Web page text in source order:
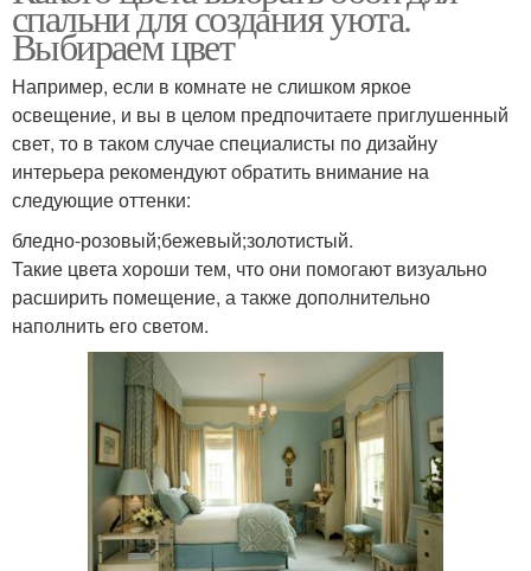
спальни для создания уюта.
Выбираем цвет
Например, если в комнате не слишком яркое
освещение, и вы в целом предпочитаете приглушенный
свет, то в таком случае специалисты по дизайну
интерьера рекомендуют обратить внимание на
следующие оттенки:
бледно-розовый;бежевый;золотистый.
Такие цвета хороши тем, что они помогают визуально
расширить помещение, а также дополнительно
наполнить его светом.